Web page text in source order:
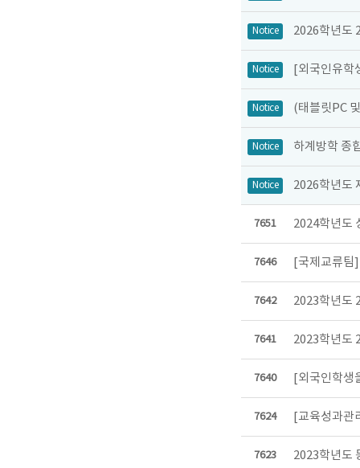
Notice 2026학년도
Notice [외국인유학
Notice (태블릿PC
Notice 하계방학 종
Notice 2026학년도
7651 2024학년도
7646 [국제교류팀
7642 2023학년도
7641 2023학년도
7640 [외국인학생
7624 [교육성과관
7623 2023학년도